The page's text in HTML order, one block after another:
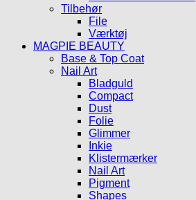
Tilbehør
File
Værktøj
MAGPIE BEAUTY
Base & Top Coat
Nail Art
Bladguld
Compact
Dust
Folie
Glimmer
Inkie
Klistermærker
Nail Art
Pigment
Shapes